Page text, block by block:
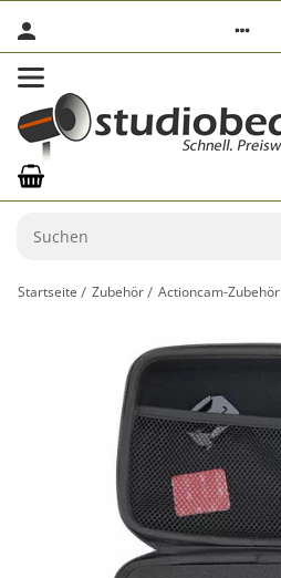
Startseite Zubehör Actioncam-Zubehör